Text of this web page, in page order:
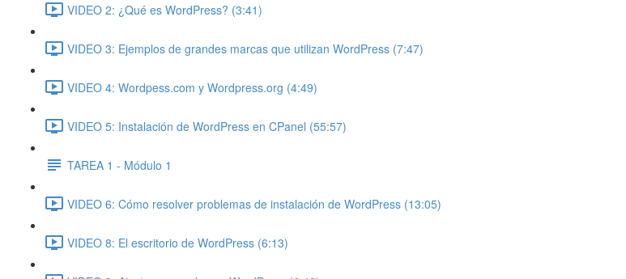
VIDEO 2: ¿Qué es WordPress? (3:41)
VIDEO 3: Ejemplos de grandes marcas que utilizan WordPress (7:47)
VIDEO 4: Wordpess.com y Wordpress.org (4:49)
VIDEO 5: Instalación de WordPress en CPanel (55:57)
TAREA 1 - Módulo 1
VIDEO 6: Cómo resolver problemas de instalación de WordPress (13:05)
VIDEO 8: El escritorio de WordPress (6:13)